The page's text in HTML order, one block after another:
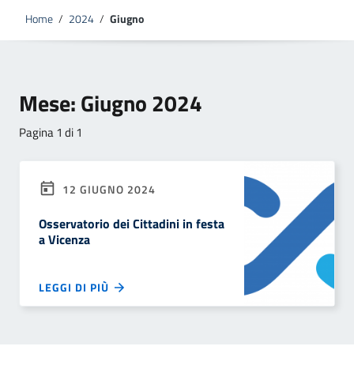
Home / 2024 / Giugno
Mese:Giugno 2024
Pagina 1 di 1
12 GIUGNO 2024
Osservatorio dei Cittadini in festa
a Vicenza
LEGGI DI PIÙ